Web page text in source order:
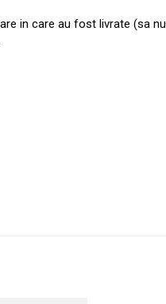
in care au fost livrate (sa nu